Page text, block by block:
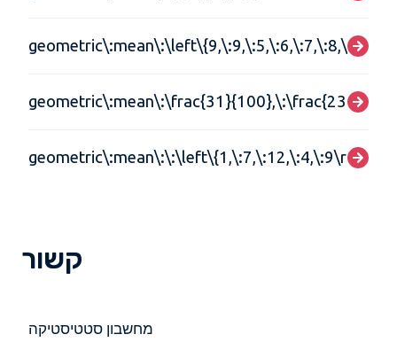
geometric\:mean\:\:\left\{1,\:7,\:12,\:4,\:9\right\}
קשור
מחשבון סטטיסטיקה